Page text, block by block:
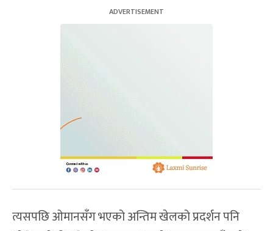
त्यसपछि ओमानसँग भएको अन्तिम खेलको प्रदर्शन पनि